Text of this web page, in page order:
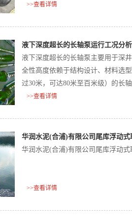
与耐久性挑战‌。
>>查看详情
液下深度超长的长轴泵运行工况分析
液下深度超长的长轴泵主要用于深
全性高度依赖于结构设计、材料选
过30米，可达80米至百米级）的长
临更大挑战，需通过分段轴系、多
>>查看详情
华润水泥(合浦)有限公司尾库浮动
华润水泥(合浦)有限公司尾库浮动
>>查看详情